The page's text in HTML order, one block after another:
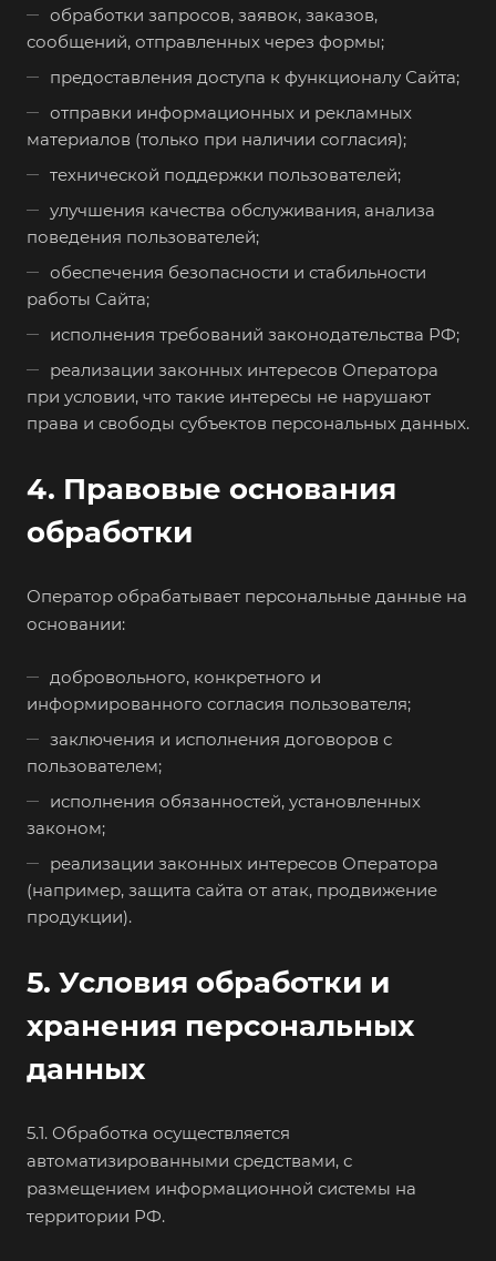
обработки запросов, заявок, заказов,
сообщений, отправленных через формы;
предоставления доступа к функционалу Сайта;
отправки информационных и рекламных
материалов (только при наличии согласия);
технической поддержки пользователей;
улучшения качества обслуживания, анализа
поведения пользователей;
обеспечения безопасности и стабильности
работы Сайта;
исполнения требований законодательства РФ;
реализации законных интересов Оператора
при условии, что такие интересы не нарушают
права и свободы субъектов персональных данных.
4. Правовые основания
обработки
Оператор обрабатывает персональные данные на
основании:
добровольного, конкретного и
информированного согласия пользователя;
заключения и исполнения договоров с
пользователем;
исполнения обязанностей, установленных
законом;
реализации законных интересов Оператора
(например, защита сайта от атак, продвижение
продукции).
5. Условия обработки и
хранения персональных
данных
5.1. Обработка осуществляется
автоматизированными средствами, с
размещением информационной системы на
территории РФ.